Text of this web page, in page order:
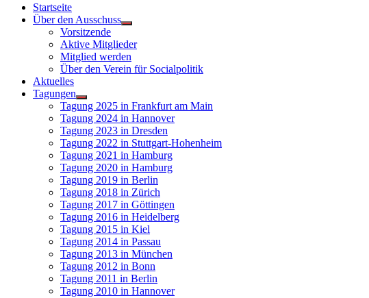
Startseite
Über den Ausschuss
Vorsitzende
Aktive Mitglieder
Mitglied werden
Über den Verein für Socialpolitik
Aktuelles
Tagungen
Tagung 2025 in Frankfurt am Main
Tagung 2024 in Hannover
Tagung 2023 in Dresden
Tagung 2022 in Stuttgart-Hohenheim
Tagung 2021 in Hamburg
Tagung 2020 in Hamburg
Tagung 2019 in Berlin
Tagung 2018 in Zürich
Tagung 2017 in Göttingen
Tagung 2016 in Heidelberg
Tagung 2015 in Kiel
Tagung 2014 in Passau
Tagung 2013 in München
Tagung 2012 in Bonn
Tagung 2011 in Berlin
Tagung 2010 in Hannover